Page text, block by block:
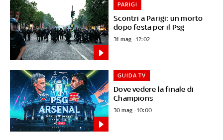
Scontri a Parigi: un morto
dopo festa per il Psg
PARIGI
31 mag - 12:02
Dove vedere la finale di
Champions
GUIDA TV
30 mag - 10:00